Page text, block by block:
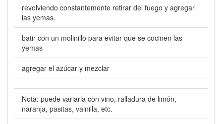
revolviendo constantemente retirar del fuego y agregar
las yemas.
batir con un molinillo para evitar que se cocinen las
yemas
agregar el azúcar y mezclar
Nota: puede variarla con vino, ralladura de limón,
naranja, pasitas, vainilla, etc.